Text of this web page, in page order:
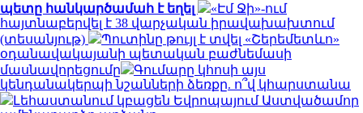
պետը հանկարծամահ է եղել
«Էմ Ջի»-ում
հայտնաբերվել է 38 վարչական իրավախախտում
(տեսանյութ)
Պուտինը թույլ է տվել «Շերեմետևո»
օդանավակայանի պետական բաժնեմասի
մասնավորեցումը
Գումարը կհոսի այս
կենդանակերպի նշանների ձեռքը. ո՞վ կհարստանա
Լեհաստանում կբացեն Եվրոպայում Աստվածամոր